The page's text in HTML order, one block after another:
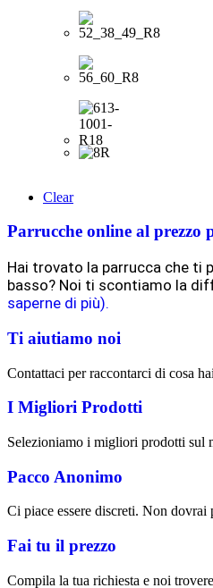
Clear
Parrucche online al prezzo
Hai trovato la parrucca che ti
basso? Noi ti scontiamo la
saperne di più).
Ti aiutiamo noi
Contattaci per raccontarci di cosa
I Migliori Prodotti
Selezioniamo i migliori prodotti sul
Pacco Anonimo
Ci piace essere discreti. Non dovrai
Fai tu il prezzo
Compila la tua richiesta e noi